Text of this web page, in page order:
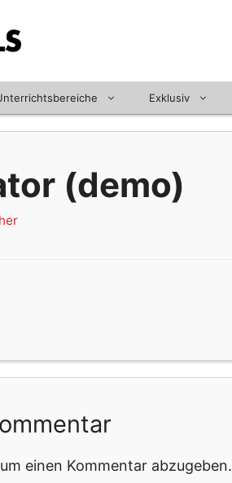
Exklusiv
(demo)
einen Kommentar abzugeben.